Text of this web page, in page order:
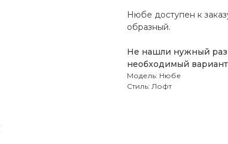
Нюбе доступен к
образный.
Не нашли нужный
необходимый вариант
Модель: Нюбе
Стиль: Лофт